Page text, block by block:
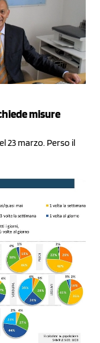
misure
23 marzo. Perso il